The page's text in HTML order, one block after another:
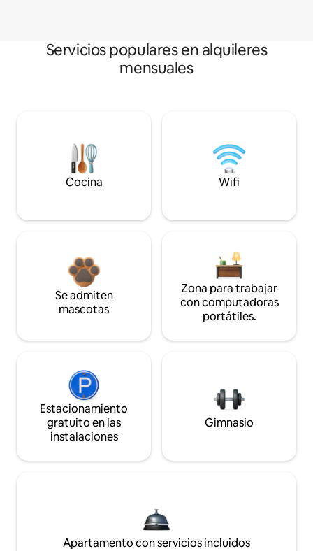
Servicios populares en alquileres
mensuales
Cocina Wifi
Se admiten
mascotas
Zona para trabajar
con computadoras
portátiles.
Estacionamiento
gratuito en las
instalaciones
Gimnasio
Apartamento con servicios incluidos